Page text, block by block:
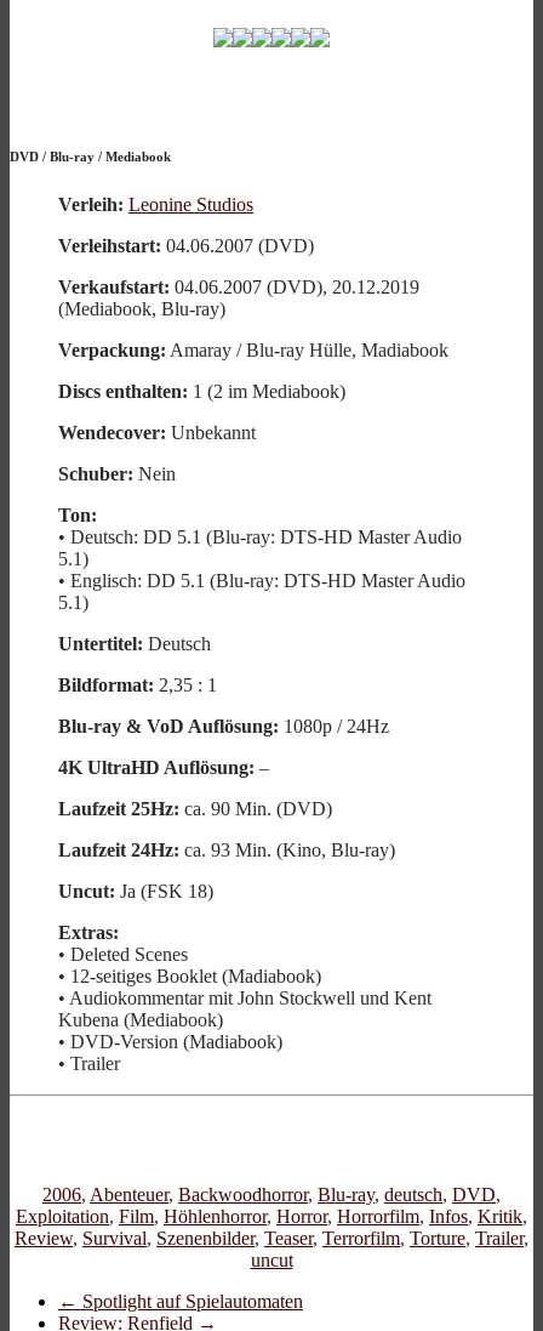
DVD / Blu-ray / Mediabook
Verleih: Leonine Studios
Verleihstart: 04.06.2007 (DVD)
Verkaufstart: 04.06.2007 (DVD), 20.12.2019
(Mediabook, Blu-ray)
Verpackung: Amaray / Blu-ray Hülle, Madiabook
Discs enthalten: 1 (2 im Mediabook)
Wendecover: Unbekannt
Schuber: Nein
Ton:
• Deutsch: DD 5.1 (Blu-ray: DTS-HD Master Audio
5.1)
• Englisch: DD 5.1 (Blu-ray: DTS-HD Master Audio
5.1)
Untertitel: Deutsch
Bildformat: 2,35 : 1
Blu-ray & VoD Auflösung: 1080p / 24Hz
4K UltraHD Auflösung: –
Laufzeit 25Hz: ca. 90 Min. (DVD)
Laufzeit 24Hz: ca. 93 Min. (Kino, Blu-ray)
Uncut: Ja (FSK 18)
Extras:
• Deleted Scenes
• 12-seitiges Booklet (Madiabook)
• Audiokommentar mit John Stockwell und Kent
Kubena (Mediabook)
• DVD-Version (Madiabook)
• Trailer
2006, Abenteuer, Backwoodhorror, Blu-ray, deutsch, DVD,
Exploitation, Film, Höhlenhorror, Horror, Horrorfilm, Infos, Kritik,
Review, Survival, Szenenbilder, Teaser, Terrorfilm, Torture, Trailer,
uncut
← Spotlight auf Spielautomaten
Review: Renfield →